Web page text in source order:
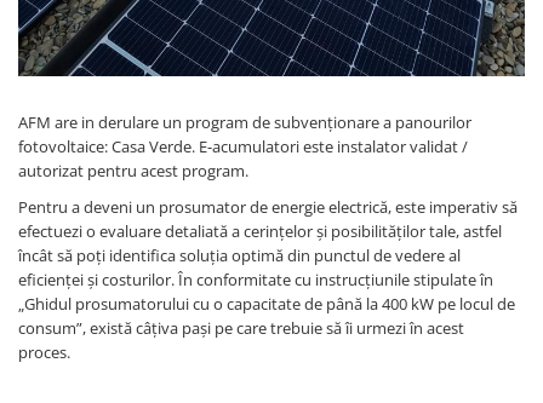
UPS pentru centrale termice si
sisteme de urgenta - acumulator
extern
UPS Calculatoare si Servere
UPS Trifazat
Stabilizatoare Tensiune
PDUs unitati de distributie a
energiei electrice
Cabinete baterii
Acumulatori UPS
Drumetii / Camping
Accesorii
AFM are in derulare un program de subvenționare a panourilor
fotovoltaice: Casa Verde. E-acumulatori este instalator validat /
autorizat pentru acest program.
Pentru a deveni un prosumator de energie electrică, este imperativ să
efectuezi o evaluare detaliată a cerințelor și posibilităților tale, astfel
încât să poți identifica soluția optimă din punctul de vedere al
eficienței și costurilor. În conformitate cu instrucțiunile stipulate în
„Ghidul prosumatorului cu o capacitate de până la 400 kW pe locul de
consum”, există câțiva pași pe care trebuie să îi urmezi în acest
proces.